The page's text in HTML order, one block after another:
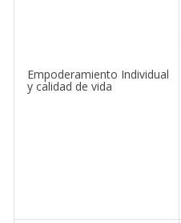
Empoderamiento Individual
y calidad de vida